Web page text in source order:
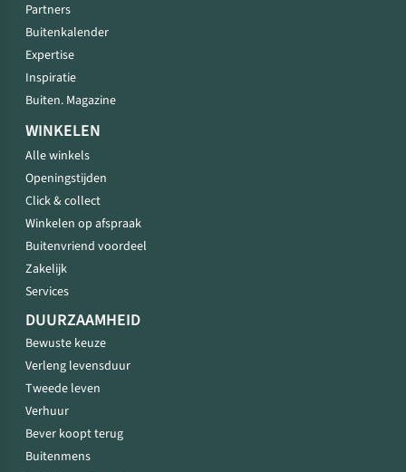
Partners
Buitenkalender
Expertise
Inspiratie
Buiten. Magazine
WINKELEN
Alle winkels
Openingstijden
Click & collect
Winkelen op afspraak
Buitenvriend voordeel
Zakelijk
Services
DUURZAAMHEID
Bewuste keuze
Verleng levensduur
Tweede leven
Verhuur
Bever koopt terug
Buitenmens